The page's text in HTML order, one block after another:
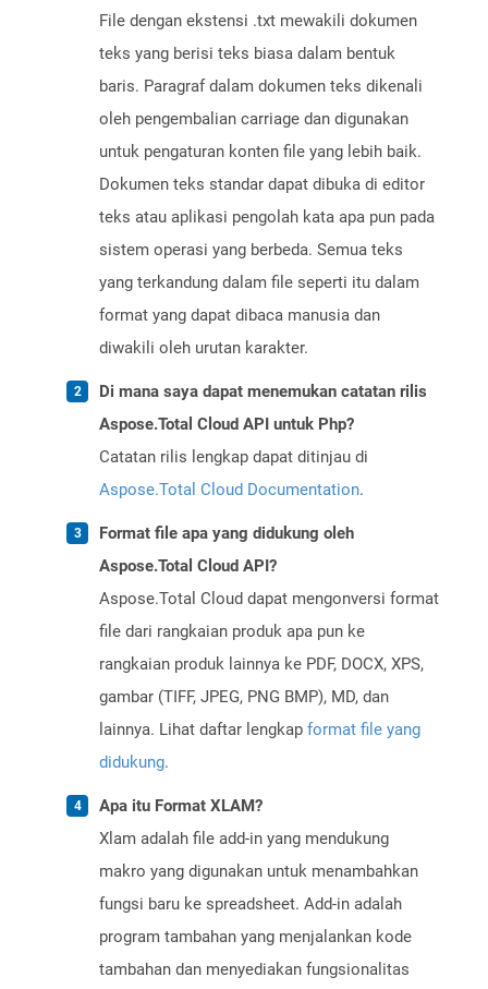
File dengan ekstensi .txt mewakili dokumen
teks yang berisi teks biasa dalam bentuk
baris. Paragraf dalam dokumen teks dikenali
oleh pengembalian carriage dan digunakan
untuk pengaturan konten file yang lebih baik.
Dokumen teks standar dapat dibuka di editor
teks atau aplikasi pengolah kata apa pun pada
sistem operasi yang berbeda. Semua teks
yang terkandung dalam file seperti itu dalam
format yang dapat dibaca manusia dan
diwakili oleh urutan karakter.
Di mana saya dapat menemukan catatan rilis
Aspose.Total Cloud API untuk Php?
Catatan rilis lengkap dapat ditinjau di
Aspose.Total Cloud Documentation.
Format file apa yang didukung oleh
Aspose.Total Cloud API?
Aspose.Total Cloud dapat mengonversi format
file dari rangkaian produk apa pun ke
rangkaian produk lainnya ke PDF, DOCX, XPS,
gambar (TIFF, JPEG, PNG BMP), MD, dan
lainnya. Lihat daftar lengkap format file yang
didukung.
Apa itu Format XLAM?
Xlam adalah file add-in yang mendukung
makro yang digunakan untuk menambahkan
fungsi baru ke spreadsheet. Add-in adalah
program tambahan yang menjalankan kode
tambahan dan menyediakan fungsionalitas